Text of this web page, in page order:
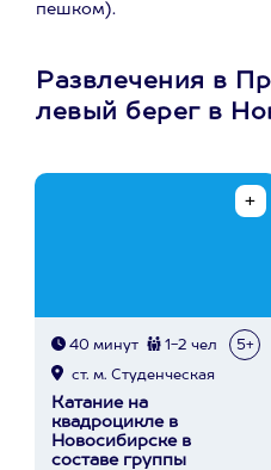
пешком).
Развлечения в
левый берег в
40 минут 1-2 чел 5+
ст. м. Студенческая
Катание на
квадроцикле в
Новосибирске в
составе группы